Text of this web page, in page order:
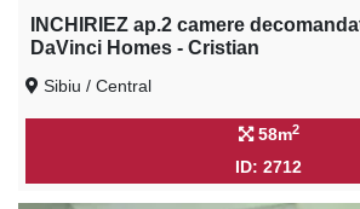
INCHIRIEZ ap.2 camere
DaVinci Homes - Cristian
Sibiu / Central
58m2
ID: 2712